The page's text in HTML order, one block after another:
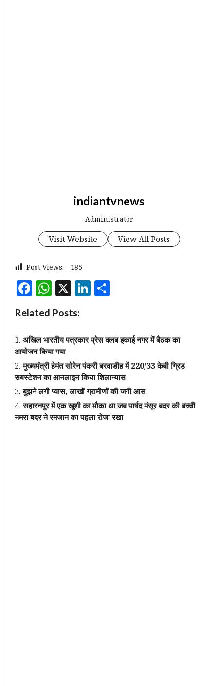
indiantvnews
Administrator
Visit Website View All Posts
Post Views: 185
Facebook
WhatsApp
X LinkedIn
Related Posts:
अखिल भारतीय पत्रकार प्रेस क्लब इकाई नगर में बैठक का
आयोजन किया गया
मुख्यमंत्री हेमंत सोरेन पंकरी बरवाडीह में 220/33 केबी ग्रिड
सबस्टेशन का आनलाइन किया शिलान्यास
बुझने लगी प्यास, लाखों ग्रामीणों की जगी आस
सहारनपुर में एक खुशी का मौका था जब पार्षद मंसूर बदर की बच्ची
नमरा बदर ने रमजान का पहला रोजा रखा